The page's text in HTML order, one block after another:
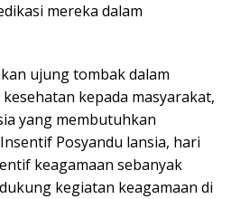
mereka dalam
ujung tombak dalam
kepada masyarakat,
yang membutuhkan
Posyandu lansia, hari
keagamaan sebanyak
kegiatan keagamaan di